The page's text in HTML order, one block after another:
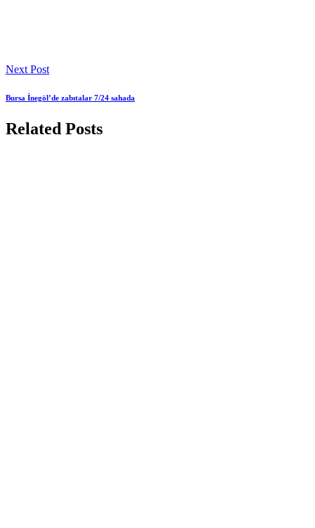
Next Post
Bursa İnegöl’de zabıtalar 7/24 sahada
Related Posts